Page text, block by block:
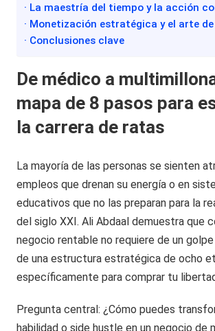
· La maestría del tiempo y la acción
· Monetización estratégica y el arte
· Conclusiones clave
De médico a
mapa de 8 pasos para
la carrera de ratas
La mayoría de las personas se sienten
empleos que drenan su energía o en
educativos que no las preparan para la
del siglo XXI. Ali Abdaal demuestra que
negocio rentable no requiere de un
de una estructura estratégica de ocho
específicamente para comprar tu
Pregunta central: ¿Cómo puedes
habilidad o side hustle en un negocio de